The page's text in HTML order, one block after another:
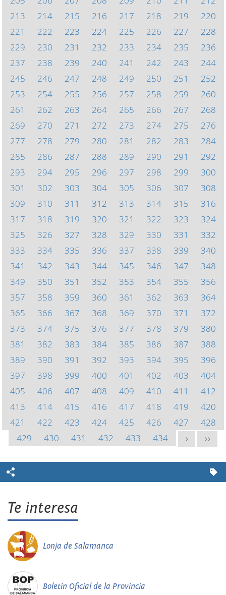
213
214 215 216 217 218 219
220
221
222 223 224 225 226 227
228
229
230 231 232 233 234 235
236
237
238 239 240 241 242 243
244
245
246 247 248 249 250 251
252
253
254 255 256 257 258 259
260
261
262 263 264 265 266 267
268
269
270 271 272 273 274 275
276
277
278 279 280 281 282 283
284
285
286 287 288 289 290 291
292
293
294 295 296 297 298 299
300
301
302 303 304 305 306 307
308
309
310 311 312 313 314 315
316
317
318 319 320 321 322 323
324
325
326 327 328 329 330 331
332
333
334 335 336 337 338 339
340
341
342 343 344 345 346 347
348
349
350 351 352 353 354 355
356
357
358 359 360 361 362 363
364
365
366 367 368 369 370 371
372
373
374 375 376 377 378 379
380
381
382 383 384 385 386 387
388
389
390 391 392 393 394 395
396
397
398 399 400 401 402 403
404
405
406 407 408 409 410 411
412
413
414 415 416 417 418 419
420
421
422 423 424 425 426 427
428
429
430 431 432 433 434 > >>
Te interesa
Lonja de Salamanca
Boletín Oficial de la Provincia